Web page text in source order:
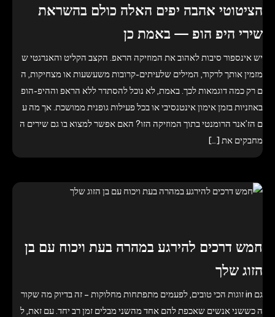
הציטוטי אהבה יפים האלה כולם בהשראת
שירי היפ הופ — באמת כן
יש אינספור סיבות לאהוב את המוזיקה הראפ. הקצב הקליט והאנרגטי ש
מזמין אותך לרקוד, המילים שלעיתים-קרובות משעשעות או מצחיקות, ה
ם רק כמה דוגמאות לכך. באמת, לא נוכל להסתדר ללא הראפ וההיפ-הופ
באוזניות בזמן אימון אינטנסיבי או בכל פעילות גופנית ממושכת. אך מה ע
ם הז’אנר הרומנטי בתוך המוזיקה הזו? האם אפשר למצוא בו גם שירים ה
מחבקים את […]
חמש דרכים להירגע במהרה בעת ויכוח עם בן
הזוג שלך
גם in זוגות הכי טובים, לפעמים מתפתחות מחלוקות – זה בדיוק מה שקור
ה כששני אנשים שאכפת להם אחד מהשני מבלים זמן רב יחד. עם זאת, ל